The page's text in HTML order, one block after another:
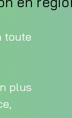
toute
plus